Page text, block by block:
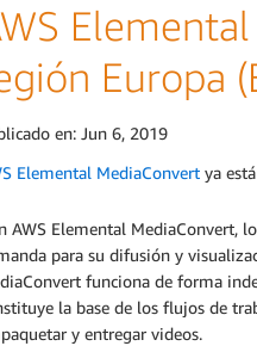
Europa
en: Jun 6, 2019
Elemental MediaConvert ya
AWS Elemental MediaConvert,
para su difusión y
funciona de forma
la base de los flujos de
y entregar videos.